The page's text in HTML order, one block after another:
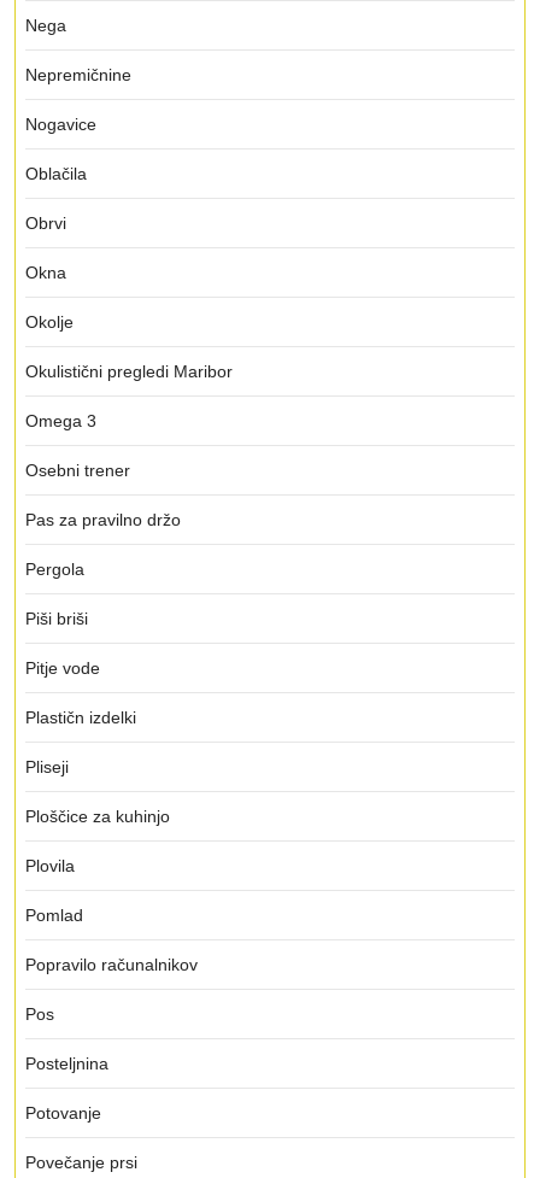
Nega
Nepremičnine
Nogavice
Oblačila
Obrvi
Okna
Okolje
Okulistični pregledi Maribor
Omega 3
Osebni trener
Pas za pravilno držo
Pergola
Piši briši
Pitje vode
Plastičn izdelki
Pliseji
Ploščice za kuhinjo
Plovila
Pomlad
Popravilo računalnikov
Pos
Posteljnina
Potovanje
Povečanje prsi